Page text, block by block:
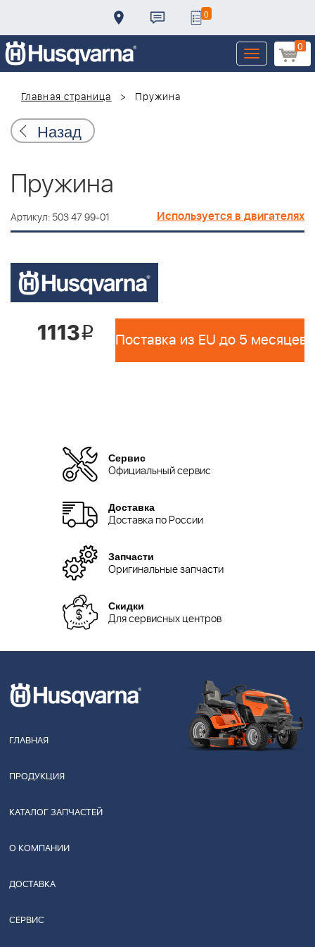
0
0
Toggle
navigation
Главная страница
Пружина
Назад
Пружина
Артикул: 503 47 99-01 Используется в двигателях
1113i Поставка из EU до 5 месяцев
Сервис
Официальный сервис
Доставка
Доставка по России
Запчасти
Оригинальные запчасти
Скидки
Для сервисных центров
ГЛАВНАЯ
ПРОДУКЦИЯ
КАТАЛОГ ЗАПЧАСТЕЙ
О КОМПАНИИ
ДОСТАВКА
СЕРВИС